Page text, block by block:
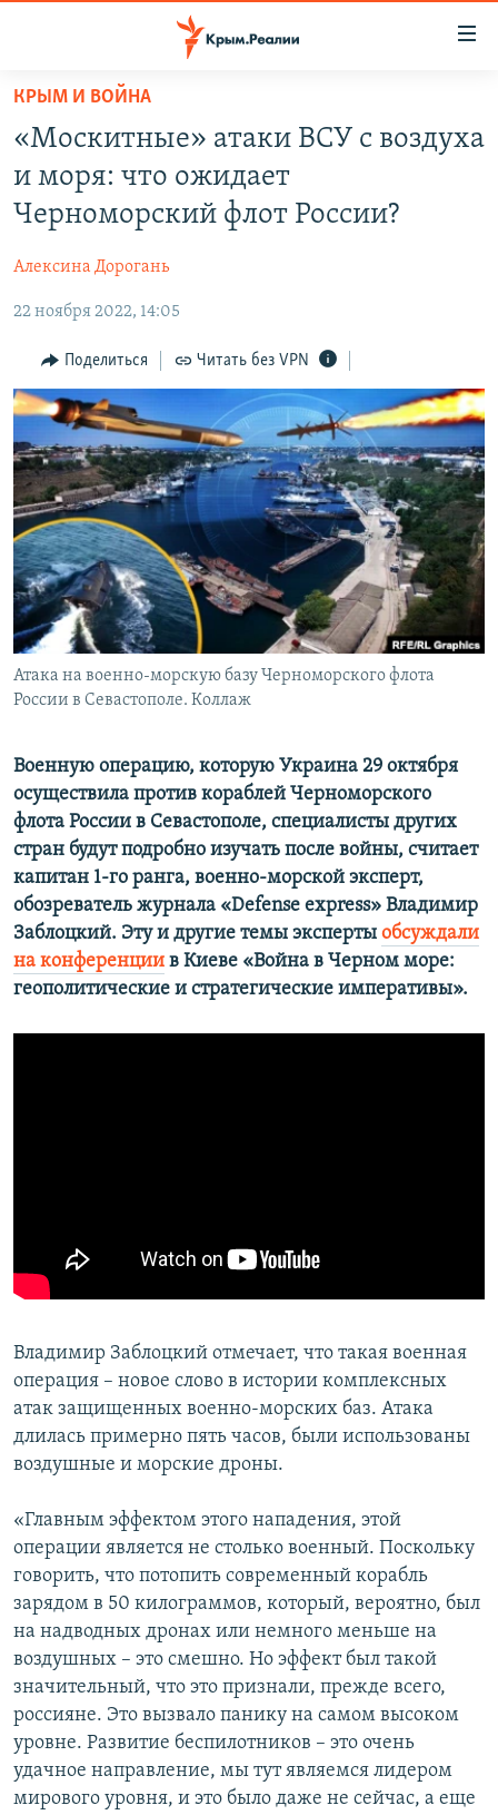
Вернуться
основному
содержанию
Вернутся
главной
Вернутся
поиску
11 ЛЕТ ОККУПАЦИИ КРЫМА. 11 ИСТОРИЙ СОПРОТИВЛЕНИЯ
ВОДА
ЕЩЕ
ИНТЕРАКТИВ
ИНФОГРАФИКА
ТЕЛЕПРОЕКТ КРЫМ.РЕАЛИИ
СОВЕТЫ ПРАВОЗАЩИТНИКОВ
ПРОПАВШИЕ БЕЗ ВЕСТИ
ПОБЕДИТЕЛЕЙ НЕ СУДЯТ?
КРЫМ.НЕПОКОРЕННЫЙ
ELIFBE
УКРАИНСКАЯ ПРОБЛЕМА КРЫМА
РАДІО СВОБОДА
КАК ОБОЙТИ БЛОКИРОВКУ
Українською
Qırımtatar
ПРИСОЕДИНЯЙТЕСЬ!
Все сайты RFE/RL
КРЫМ И ВОЙНА
«Москитные» атаки ВСУ с воздуха
и моря: что ожидает
Черноморский флот России?
Алексина Дорогань
22 ноября 2022, 14:05
Поделиться Читать без VPN
Атака на военно-морскую базу Черноморского флота
России в Севастополе. Коллаж
Военную операцию, которую Украина 29 октября
осуществила против кораблей Черноморского
флота России в Севастополе, специалисты других
стран будут подробно изучать после войны, считает
капитан 1-го ранга, военно-морской эксперт,
обозреватель журнала «Defense express» Владимир
Заблоцкий. Эту и другие темы эксперты обсуждали
на конференции в Киеве «Война в Черном море:
геополитические и стратегические императивы».
Владимир Заблоцкий отмечает, что такая военная
операция – новое слово в истории комплексных
атак защищенных военно-морских баз. Атака
длилась примерно пять часов, были использованы
воздушные и морские дроны.
«Главным эффектом этого нападения, этой
операции является не столько военный. Поскольку
говорить, что потопить современный корабль
зарядом в 50 килограммов, который, вероятно, был
на надводных дронах или немного меньше на
воздушных – это смешно. Но эффект был такой
значительный, что это признали, прежде всего,
россияне. Это вызвало панику на самом высоком
уровне. Развитие беспилотников – это очень
удачное направление, мы тут являемся лидером
мирового уровня, и это было даже не сейчас, а еще